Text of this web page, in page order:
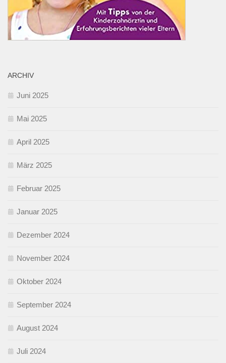
ARCHIV
Juni 2025
Mai 2025
April 2025
März 2025
Februar 2025
Januar 2025
Dezember 2024
November 2024
Oktober 2024
September 2024
August 2024
Juli 2024